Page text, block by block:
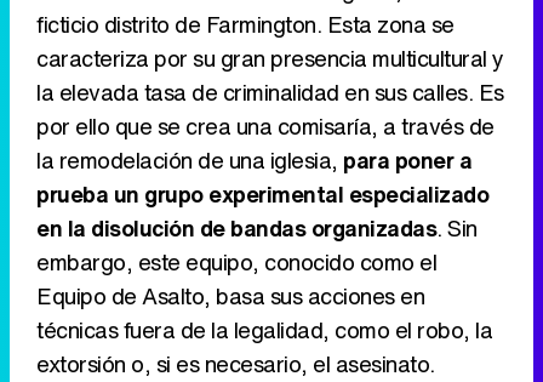
Canción ganadora de Eurovisión 2026: DARA con "Bangaranga" por Bulgaria
ficticio distrito de Farmington. Esta zona se
caracteriza por su gran presencia multicultural y
la elevada tasa de criminalidad en sus calles. Es
por ello que se crea una comisaría, a través de
la remodelación de una iglesia, para poner a
prueba un grupo experimental especializado
en la disolución de bandas organizadas. Sin
embargo, este equipo, conocido como el
Equipo de Asalto, basa sus acciones en
técnicas fuera de la legalidad, como el robo, la
extorsión o, si es necesario, el asesinato.